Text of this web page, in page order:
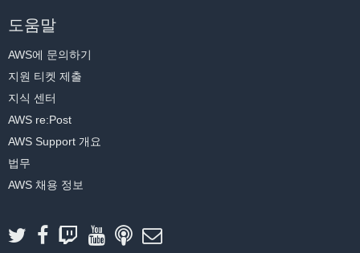
도움말
AWS에 문의하기
지원 티켓 제출
지식 센터
AWS re:Post
AWS Support 개요
법무
AWS 채용 정보